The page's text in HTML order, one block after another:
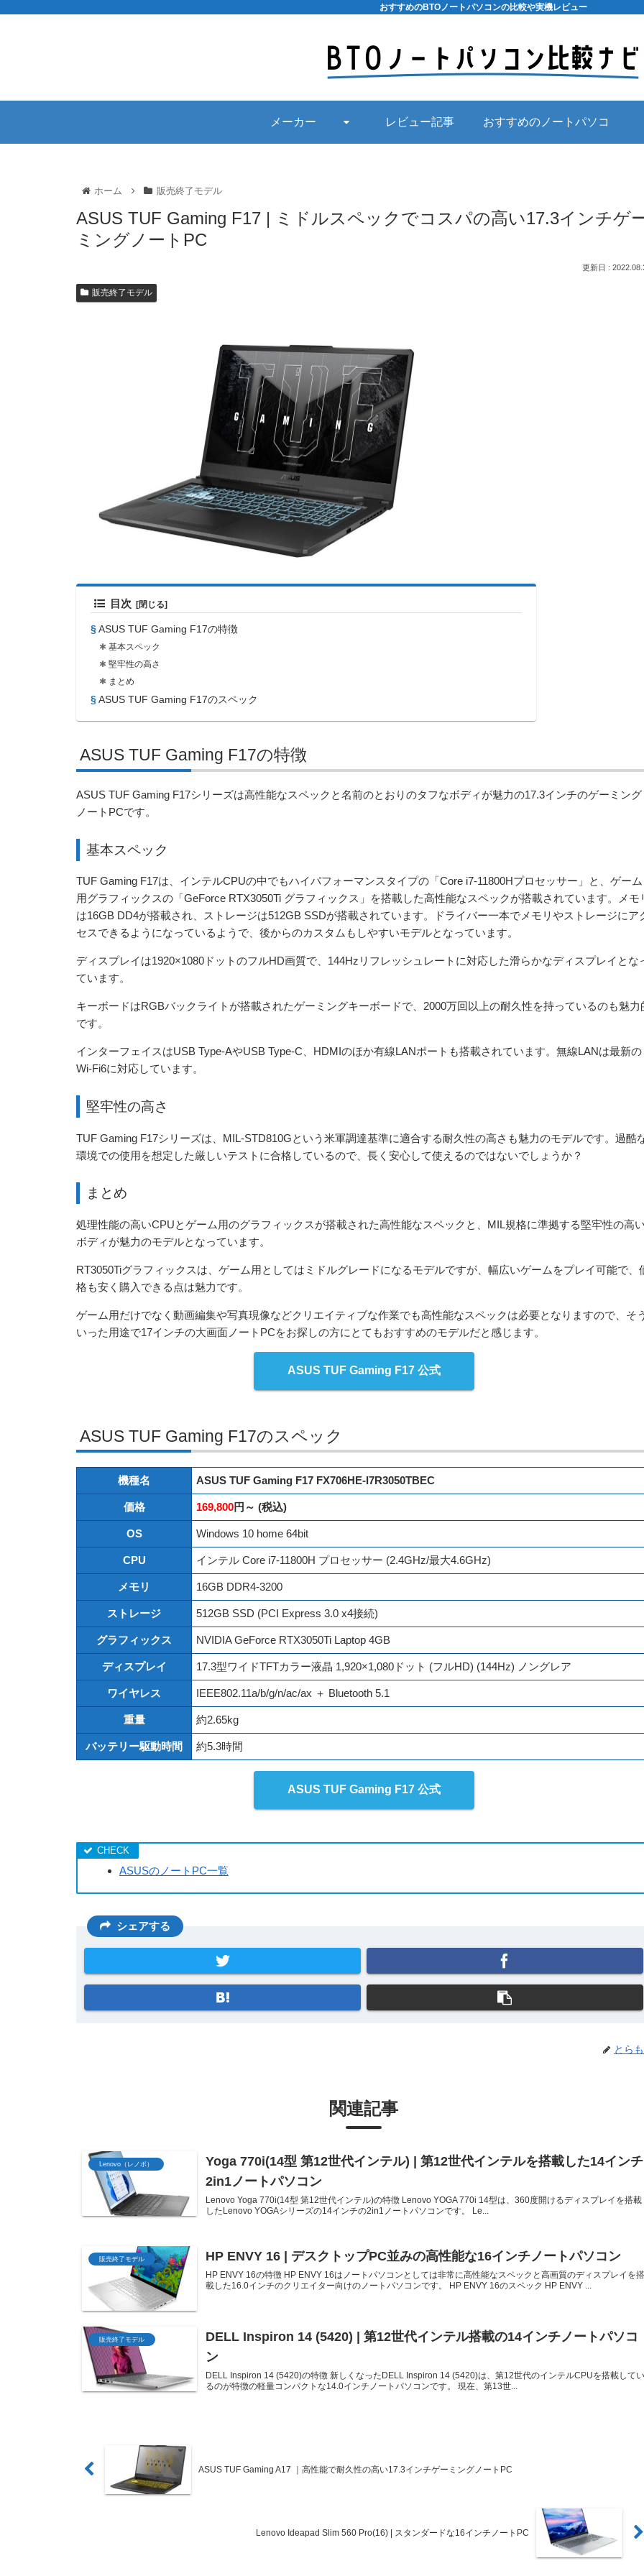
おすすめのBTOノートパソコンの比較や実機レビュー
メーカー レビュー記事 おすすめのノートパソコ
ホーム 販売終了モデル
ASUS TUF Gaming F17 | ミドルスペックでコスパの高い17.3インチゲ
ミングノートPC
販売終了モデル
目次
ASUS TUF Gaming F17の特徴
基本スペック
堅牢性の高さ
まとめ
ASUS TUF Gaming F17のスペック
ASUS TUF Gaming F17の特徴
ASUS TUF Gaming F17シリーズは高性能なスペックと名前のとおりのタフなボディが魅力の17.3インチのゲーミング
ノートPCです。
基本スペック
TUF Gaming F17は、インテルCPUの中でもハイパフォーマンスタイプの「Core i7-11800Hプロセッサー」と、ゲーム
用グラフィックスの「GeForce RTX3050Ti グラフィックス」を搭載した高性能なスペックが搭載されています。メモ
は16GB DD4が搭載され、ストレージは512GB SSDが搭載されています。ドライバー一本でメモリやストレージにア
セスできるようになっているようで、後からのカスタムもしやすいモデルとなっています。
ディスプレイは1920×1080ドットのフルHD画質で、144Hzリフレッシュレートに対応した滑らかなディスプレイとな
ています。
キーボードはRGBバックライトが搭載されたゲーミングキーボードで、2000万回以上の耐久性を持っているのも魅力
です。
インターフェイスはUSB Type-AやUSB Type-C、HDMIのほか有線LANポートも搭載されています。無線LANは最新の
Wi-Fi6に対応しています。
堅牢性の高さ
TUF Gaming F17シリーズは、MIL-STD810Gという米軍調達基準に適合する耐久性の高さも魅力のモデルです。過酷
環境での使用を想定した厳しいテストに合格しているので、長く安心して使えるのではないでしょうか？
まとめ
処理性能の高いCPUとゲーム用のグラフィックスが搭載された高性能なスペックと、MIL規格に準拠する堅牢性の高い
ボディが魅力のモデルとなっています。
RT3050Tiグラフィックスは、ゲーム用としてはミドルグレードになるモデルですが、幅広いゲームをプレイ可能で、
格も安く購入できる点は魅力です。
ゲーム用だけでなく動画編集や写真現像などクリエイティブな作業でも高性能なスペックは必要となりますので、そう
いった用途で17インチの大画面ノートPCをお探しの方にとてもおすすめのモデルだと感じます。
ASUS TUF Gaming F17 公式
ASUS TUF Gaming F17のスペック
機種名 ASUS TUF Gaming F17 FX706HE-I7R3050TBEC
価格 169,800円～ (税込)
OS Windows 10 home 64bit
CPU インテル Core i7-11800H プロセッサー (2.4GHz/最大4.6GHz)
メモリ 16GB DDR4-3200
ストレージ 512GB SSD (PCI Express 3.0 x4接続)
グラフィックス NVIDIA GeForce RTX3050Ti Laptop 4GB
ディスプレイ 17.3型ワイドTFTカラー液晶 1,920×1,080ドット (フルHD) (144Hz) ノングレア
ワイヤレス IEEE802.11a/b/g/n/ac/ax ＋ Bluetooth 5.1
重量 約2.65kg
バッテリー駆動時間 約5.3時間
ASUS TUF Gaming F17 公式
ASUSのノートPC一覧
シェアする
とらも
関連記事
Lenovo（レノボ）
Yoga 770i(14型 第12世代インテル) | 第12世代インテルを搭載した14インチ
2in1ノートパソコン
Lenovo Yoga 770i(14型 第12世代インテル)の特徴 Lenovo YOGA 770i 14型は、360度開けるディスプレイを搭載
したLenovo YOGAシリーズの14インチの2in1ノートパソコンです。 Le...
販売終了モデル HP ENVY 16 | デスクトップPC並みの高性能な16インチノートパソコン
HP ENVY 16の特徴 HP ENVY 16はノートパソコンとしては非常に高性能なスペックと高画質のディスプレイを搭
載した16.0インチのクリエイター向けのノートパソコンです。 HP ENVY 16のスペック HP ENVY ...
販売終了モデル
DELL Inspiron 14 (5420) | 第12世代インテル搭載の14インチノートパソコ
ン
DELL Inspiron 14 (5420)の特徴 新しくなったDELL Inspiron 14 (5420)は、第12世代のインテルCPUを搭載してい
るのが特徴の軽量コンパクトな14.0インチノートパソコンです。 現在、第13世...
ASUS TUF Gaming A17 ｜高性能で耐久性の高い17.3インチゲーミングノートPC
Lenovo Ideapad Slim 560 Pro(16) | スタンダードな16インチノートPC